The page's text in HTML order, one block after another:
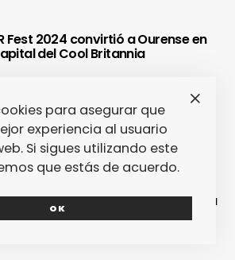
Fest 2024 convirtió a Ourense en
del Cool Britannia
crónica confirma que Paredes
2024 no fue un festival, sino
crónica del Sinsal 2024 prueba
fue la edición más internacional y
para asegurar que
experiencia al usuario
Si sigues utilizando este
que estás de acuerdo.
OK